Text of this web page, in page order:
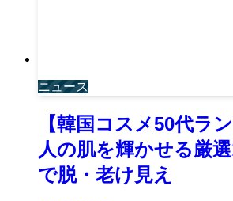
ニュース
【韓国コスメ50代ラ
人の肌を輝かせる厳
で脱・老け見え